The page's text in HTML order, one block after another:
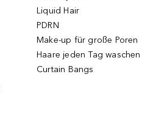
Liquid Hair
PDRN
Make-up für große Poren
Haare jeden Tag waschen
Curtain Bangs